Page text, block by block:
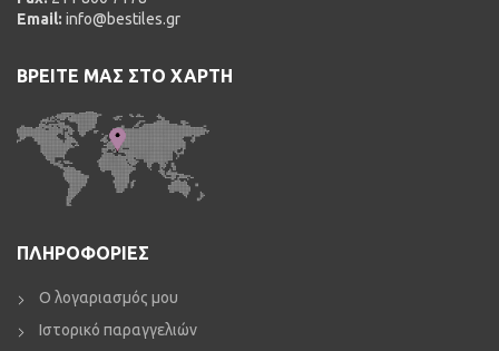
Email: info@bestiles.gr
ΒΡΕΙΤΕ ΜΑΣ ΣΤΟ ΧΑΡΤΗ
ΠΛΗΡΟΦΟΡΙΕΣ
Ο λογαριασμός μου
Ιστορικό παραγγελιών